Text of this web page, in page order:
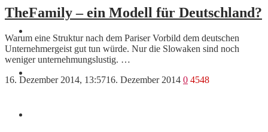
TheFamily – ein Modell für Deutschland?
Warum eine Struktur nach dem Pariser Vorbild dem deutschen
Unternehmergeist gut tun würde. Nur die Slowaken sind noch
weniger unternehmungslustig. …
16. Dezember 2014, 13:5716. Dezember 2014 0 4548